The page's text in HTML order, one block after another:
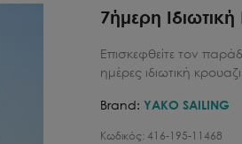
7ήμερη
Επισκεφθείτε τον
ημέρες ιδιωτική
Brand: YAKO SAILING
Κωδικός: 416-195-11468